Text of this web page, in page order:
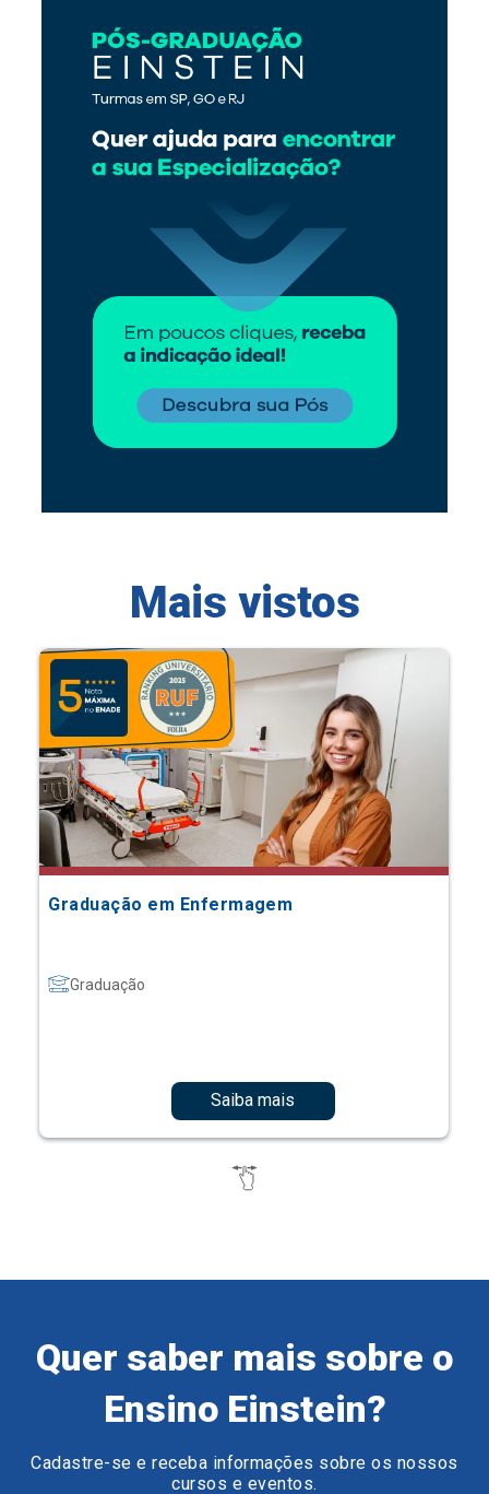
Mais vistos
Graduação em Enfermagem
Graduação
Saiba mais
Quer saber mais sobre o
Ensino Einstein?
Cadastre-se e receba informações sobre os nossos
cursos e eventos.